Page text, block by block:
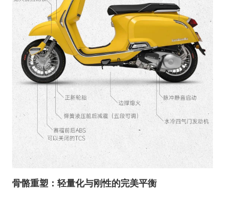
骨骼重塑：轻量化与刚性的完美平衡